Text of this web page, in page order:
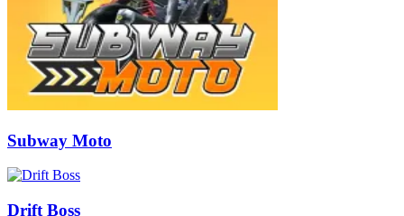
Subway Moto
Drift Boss